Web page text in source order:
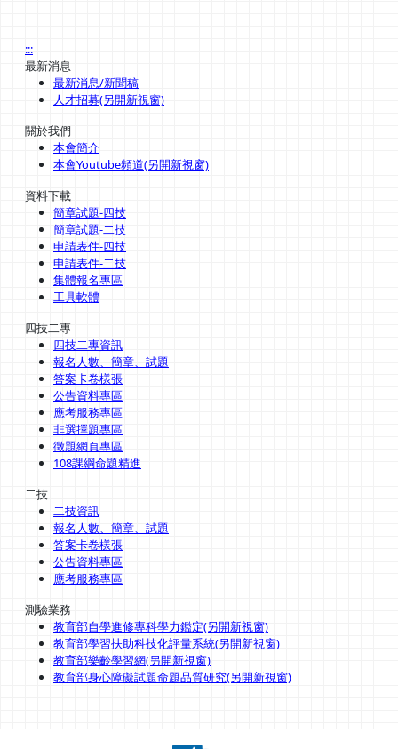
:::
最新消息
最新消息/新聞稿
人才招募(另開新視窗)
關於我們
本會簡介
本會Youtube頻道(另開新視窗)
資料下載
簡章試題-四技
簡章試題-二技
申請表件-四技
申請表件-二技
集體報名專區
工具軟體
四技二專
四技二專資訊
報名人數、簡章、試題
答案卡卷樣張
公告資料專區
應考服務專區
非選擇題專區
徵題網頁專區
108課綱命題精進
二技
二技資訊
報名人數、簡章、試題
答案卡卷樣張
公告資料專區
應考服務專區
測驗業務
教育部自學進修專科學力鑑定(另開新視窗)
教育部學習扶助科技化評量系統(另開新視窗)
教育部樂齡學習網(另開新視窗)
教育部身心障礙試題命題品質研究(另開新視窗)